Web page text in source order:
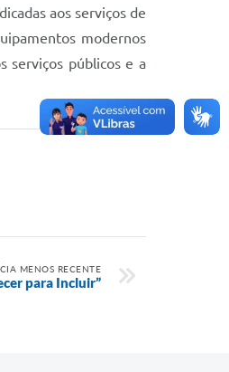
aos serviços de
modernos
serviços públicos e a
MENOS RECENTE
para Incluir”